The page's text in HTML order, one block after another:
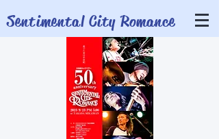
​Sentimental City Romance